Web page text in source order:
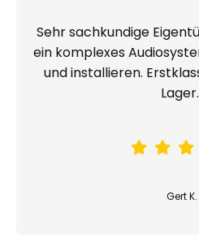
Sehr sachkundige
ein komplexes
und installieren.
Gert K.